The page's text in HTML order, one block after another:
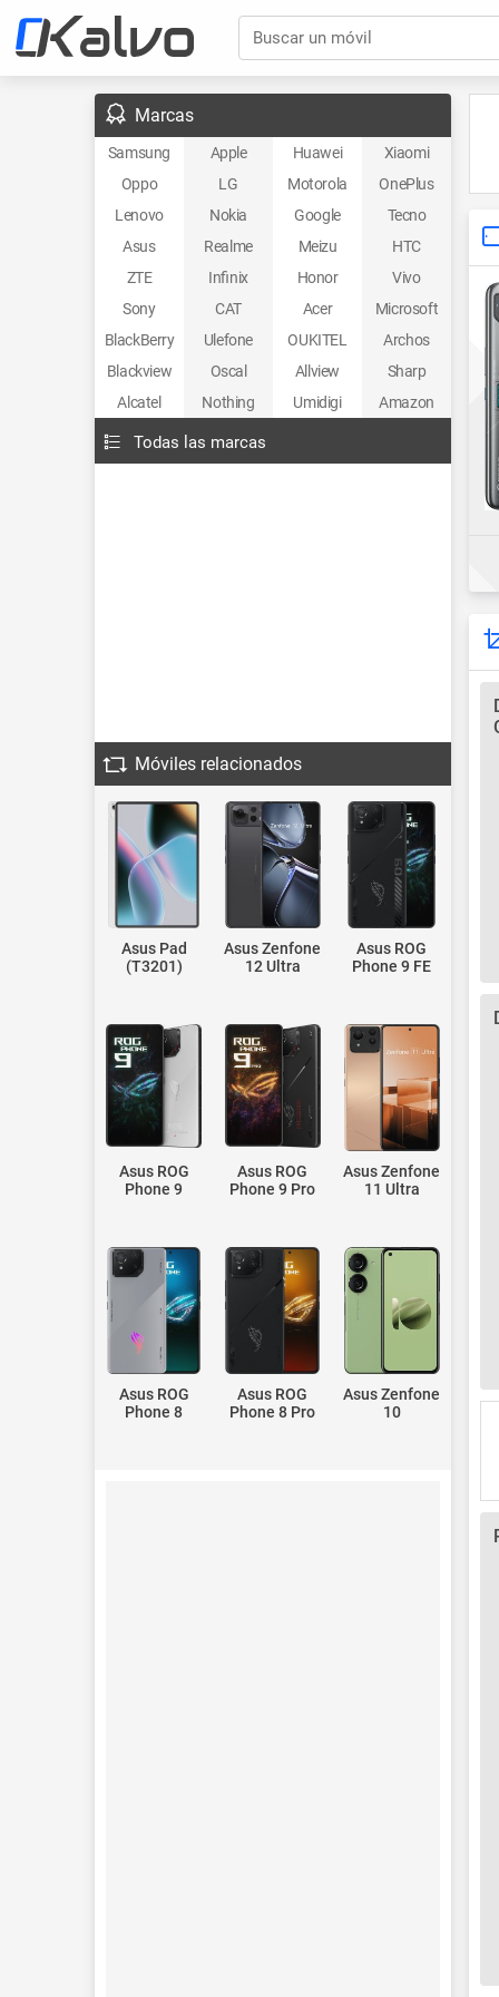
Buscar un móvil
Marcas
Samsung Apple Huawei
Xiaomi
Oppo
LG Motorola
OnePlus
Lenovo
Nokia Google
Tecno
Asus
Realme Meizu
HTC
ZTE
Infinix Honor
Vivo
Sony
CAT Acer
Microsoft
BlackBerry
Ulefone OUKITEL
Archos
Blackview
Oscal Allview
Sharp
Alcatel
Nothing Umidigi Amazon
Todas las marcas
Móviles relacionados
Asus Pad
(T3201)
Asus Zenfone
12 Ultra
Asus ROG
Phone 9 FE
Asus ROG
Phone 9
Asus ROG
Phone 9 Pro
Asus Zenfone
11 Ultra
Asus ROG
Phone 8
Asus ROG
Phone 8 Pro
Asus Zenfone
10